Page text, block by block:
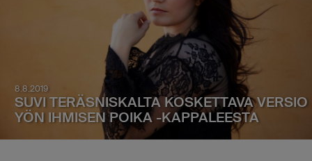
8.8.2019
SUVI TERÄSNISKALTA KOSKETTAVA VERSIO
YÖN IHMISEN POIKA -KAPPALEESTA